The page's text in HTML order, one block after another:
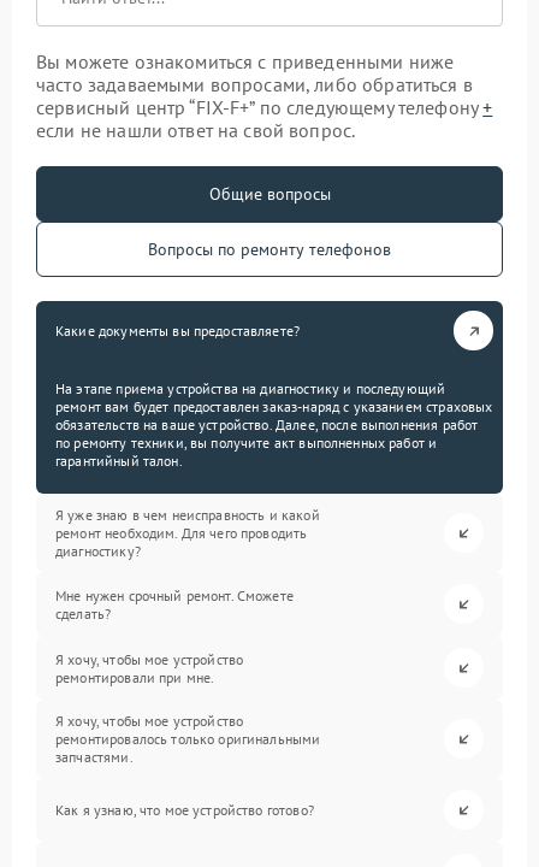
Вы можете ознакомиться с приведенными ниже
часто задаваемыми вопросами, либо обратиться в
сервисный центр “FIX-F+” по следующему телефону+
если не нашли ответ на свой вопрос.
Общие вопросы
Вопросы по ремонту телефонов
Какие документы вы предоставляете?
На этапе приема устройства на диагностику и последующий
ремонт вам будет предоставлен заказ-наряд с указанием страховых
обязательств на ваше устройство. Далее, после выполнения работ
по ремонту техники, вы получите акт выполненных работ и
гарантийный талон.
Я уже знаю в чем неисправность и какой
ремонт необходим. Для чего проводить
диагностику?
Мне нужен срочный ремонт. Сможете
сделать?
Я хочу, чтобы мое устройство
ремонтировали при мне.
Я хочу, чтобы мое устройство
ремонтировалось только оригинальными
запчастями.
Как я узнаю, что мое устройство готово?